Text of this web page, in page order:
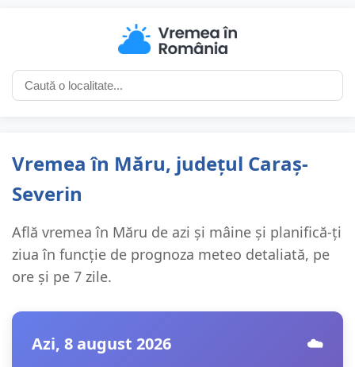
Vremea în Măru, județul Caraș-
Severin
Află vremea în Măru de azi și mâine și planifică-ți
ziua în funcție de prognoza meteo detaliată, pe
ore și pe 7 zile.
Azi, 8 august 2026 ☁️